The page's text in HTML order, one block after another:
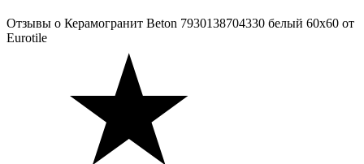
Отзывы о Керамогранит Beton 7930138704330 белый 60x60 от
Eurotile